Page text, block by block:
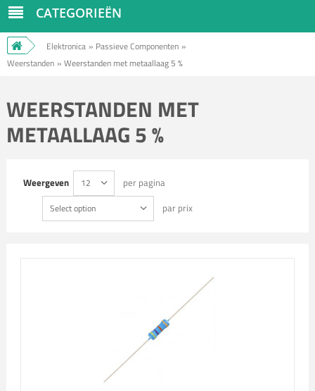
CATEGORIEËN
Elektronica » Passieve Componenten »
Weerstanden » Weerstanden met metaallaag 5 %
WEERSTANDEN MET
METAALLAAG 5 %
Weergeven 12 per pagina
Select option par prix